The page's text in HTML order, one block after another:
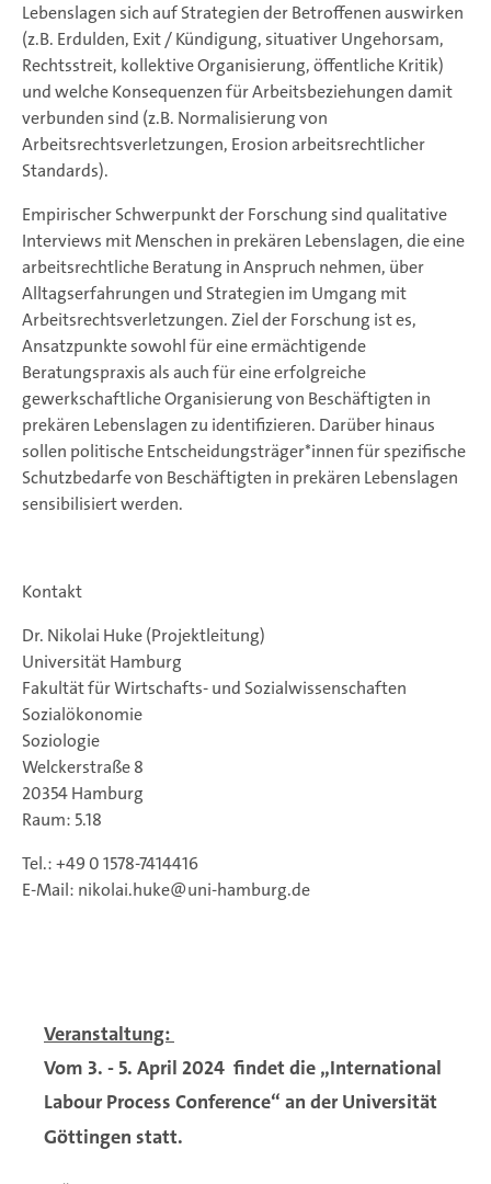
Lebenslagen sich auf Strategien der Betroffenen auswirken
(z.B. Erdulden, Exit / Kündigung, situativer Ungehorsam,
Rechtsstreit, kollektive Organisierung, öffentliche Kritik)
und welche Konsequenzen für Arbeitsbeziehungen damit
verbunden sind (z.B. Normalisierung von
Arbeitsrechtsverletzungen, Erosion arbeitsrechtlicher
Standards).
Empirischer Schwerpunkt der Forschung sind qualitative
Interviews mit Menschen in prekären Lebenslagen, die eine
arbeitsrechtliche Beratung in Anspruch nehmen, über
Alltagserfahrungen und Strategien im Umgang mit
Arbeitsrechtsverletzungen. Ziel der Forschung ist es,
Ansatzpunkte sowohl für eine ermächtigende
Beratungspraxis als auch für eine erfolgreiche
gewerkschaftliche Organisierung von Beschäftigten in
prekären Lebenslagen zu identifizieren. Darüber hinaus
sollen politische Entscheidungsträger*innen für spezifische
Schutzbedarfe von Beschäftigten in prekären Lebenslagen
sensibilisiert werden.
Kontakt
Dr. Nikolai Huke (Projektleitung)
Universität Hamburg
Fakultät für Wirtschafts- und Sozialwissenschaften
Sozialökonomie
Soziologie
Welckerstraße 8
20354 Hamburg
Raum: 5.18
Tel.: +49 0 1578-7414416
E-Mail: nikolai.huke@uni-hamburg.de
Veranstaltung:
Vom 3. - 5. April 2024 findet die „International
Labour Process Conference“ an der Universität
Göttingen statt.